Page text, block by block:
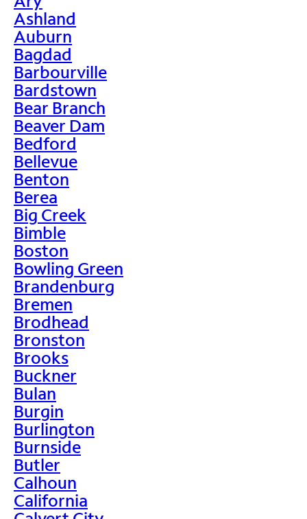
Ashland
Auburn
Bagdad
Barbourville
Bardstown
Bear Branch
Beaver Dam
Bedford
Bellevue
Benton
Berea
Big Creek
Bimble
Boston
Bowling Green
Brandenburg
Bremen
Brodhead
Bronston
Brooks
Buckner
Bulan
Burgin
Burlington
Burnside
Butler
Calhoun
California